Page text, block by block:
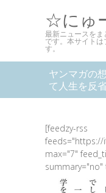
☆にゅ
最新ニュースをま
です。本サイト
す。
ヤンマガの
て人生を反
[feedzy-rss
feeds="https://
max="7"
summary="no"